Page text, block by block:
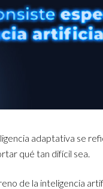
adaptativa se
qué tan difícil sea.
de la inteligencia